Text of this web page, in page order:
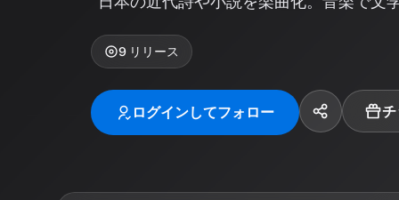
9 リリース
ログインしてフォロー